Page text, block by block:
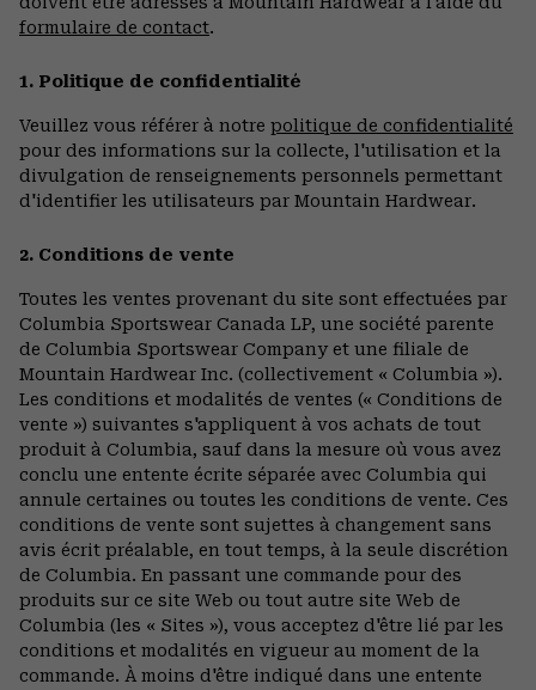
formulaire de contact.
1. Politique de confidentialité
Veuillez vous référer à notre politique de confidentialité
pour des informations sur la collecte, l'utilisation et la
divulgation de renseignements personnels permettant
d'identifier les utilisateurs par Mountain Hardwear.
2. Conditions de vente
Toutes les ventes provenant du site sont effectuées par
Columbia Sportswear Canada LP, une société parente
de Columbia Sportswear Company et une filiale de
Mountain Hardwear Inc. (collectivement « Columbia »).
Les conditions et modalités de ventes (« Conditions de
vente ») suivantes s'appliquent à vos achats de tout
produit à Columbia, sauf dans la mesure où vous avez
conclu une entente écrite séparée avec Columbia qui
annule certaines ou toutes les conditions de vente. Ces
conditions de vente sont sujettes à changement sans
avis écrit préalable, en tout temps, à la seule discrétion
de Columbia. En passant une commande pour des
produits sur ce site Web ou tout autre site Web de
Columbia (les « Sites »), vous acceptez d'être lié par les
conditions et modalités en vigueur au moment de la
commande. À moins d'être indiqué dans une entente